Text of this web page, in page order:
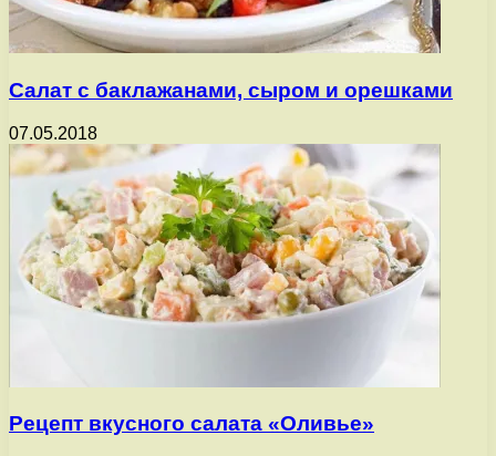
Салат с баклажанами, сыром и орешками
07.05.2018
Рецепт вкусного салата «Оливье»